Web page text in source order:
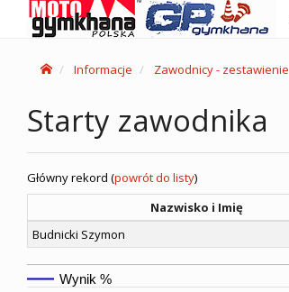
Informacje Zawodnicy - zestawienie
Starty zawodnika
Główny rekord (powrót do listy)
Nazwisko i Imię
Budnicki Szymon
Wynik %